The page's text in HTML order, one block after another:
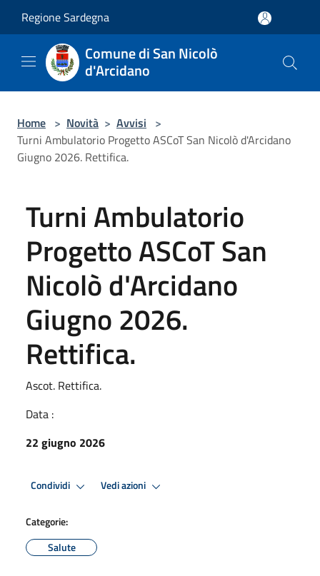
Regione Sardegna
Comune di San Nicolò
d'Arcidano
Home > Novità > Avvisi >
Turni Ambulatorio Progetto ASCoT San Nicolò d'Arcidano
Giugno 2026. Rettifica.
Turni Ambulatorio
Progetto ASCoT San
Nicolò d'Arcidano
Giugno 2026.
Rettifica.
Ascot. Rettifica.
Data :
22 giugno 2026
Condividi Vedi azioni
Categorie:
Salute